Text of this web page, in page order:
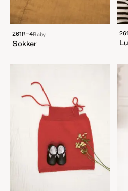
261R-4Baby
Sokker